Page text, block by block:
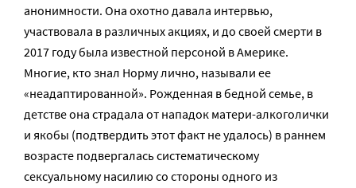
анонимности. Она охотно давала интервью,
участвовала в различных акциях, и до своей смерти в
2017 году была известной персоной в Америке.
Многие, кто знал Норму лично, называли ее
«неадаптированной». Рожденная в бедной семье, в
детстве она страдала от нападок матери-алкоголички
и якобы (подтвердить этот факт не удалось) в раннем
возрасте подвергалась систематическому
сексуальному насилию со стороны одного из